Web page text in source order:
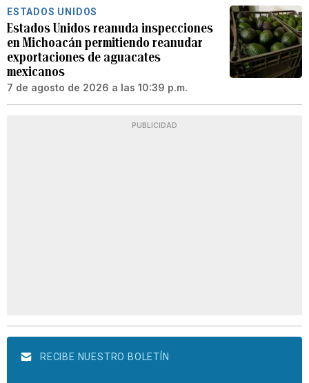
ESTADOS UNIDOS
Estados Unidos reanuda inspecciones
en Michoacán permitiendo reanudar
exportaciones de aguacates
mexicanos
7 de agosto de 2026 a las 10:39 p.m.
PUBLICIDAD
RECIBE NUESTRO BOLETÍN